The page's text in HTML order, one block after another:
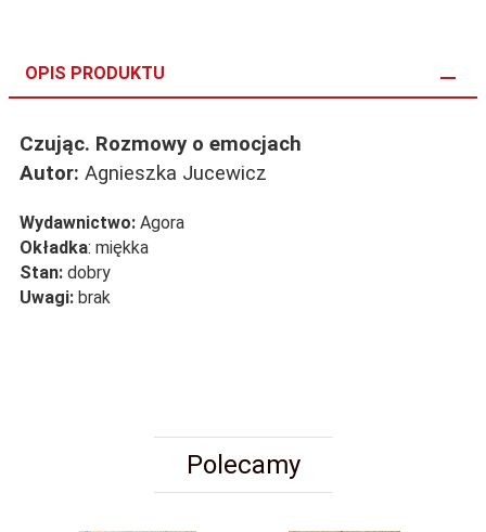
OPIS PRODUKTU
Czując. Rozmowy o emocjach
Autor: Agnieszka Jucewicz
Wydawnictwo: Agora
Okładka: miękka
Stan: dobry
Uwagi: brak
Polecamy